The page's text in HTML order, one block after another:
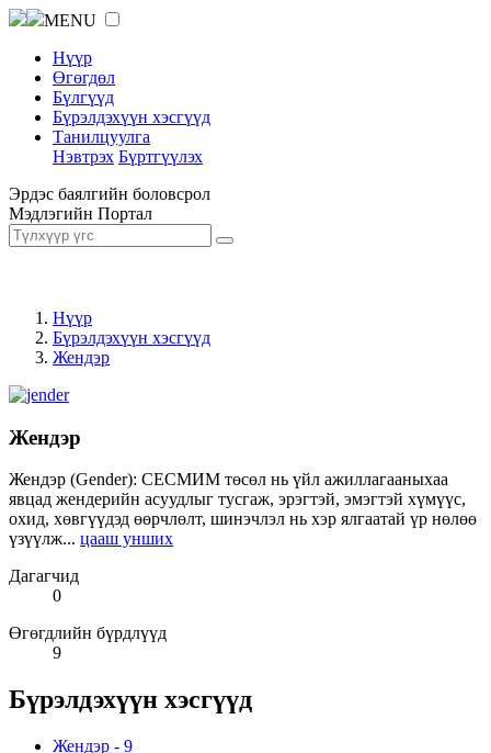
MENU
Нүүр
Өгөгдөл
Бүлгүүд
Бүрэлдэхүүн хэсгүүд
Танилцуулга
Нэвтрэх Бүртгүүлэх
Эрдэс баялгийн боловсрол
Мэдлэгийн Портал
Нүүр
Бүрэлдэхүүн хэсгүүд
Жендэр
Жендэр
Жендэр (Gender): СЕСМИМ төсөл нь үйл ажиллагааныхаа
явцад жендерийн асуудлыг тусгаж, эрэгтэй, эмэгтэй хүмүүс,
охид, хөвгүүдэд өөрчлөлт, шинэчлэл нь хэр ялгаатай үр нөлөө
үзүүлж... цааш унших
Дагагчид
0
Өгөгдлийн бүрдлүүд
9
Бүрэлдэхүүн хэсгүүд
Жендэр - 9